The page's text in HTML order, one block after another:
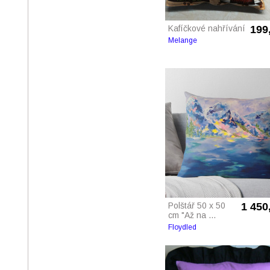
Kafíčkové nahřívání
Melange
Polštář 50 x 50
cm "Až na ...
1
Floydled